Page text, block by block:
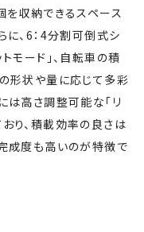
を収納できるスペース
に、6：4分割可倒式シ
モード」、自転車の積
形状や量に応じて多彩
は高さ調整可能な「リ
り、積載効率の良さは
成度も高いのが特徴で